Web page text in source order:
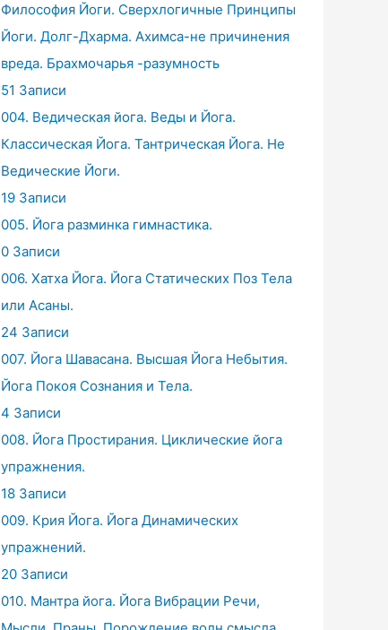
Философия Йоги. Сверхлогичные Принципы
Йоги. Долг-Дхарма. Ахимса-не причинения
вреда. Брахмочарья -разумность
51 Записи
004. Ведическая йога. Веды и Йога.
Классическая Йога. Тантрическая Йога. Не
Ведические Йоги.
19 Записи
005. Йога разминка гимнастика.
0 Записи
006. Хатха Йога. Йога Статических Поз Тела
или Асаны.
24 Записи
007. Йога Шавасана. Высшая Йога Небытия.
Йога Покоя Сознания и Тела.
4 Записи
008. Йога Простирания. Циклические йога
упражнения.
18 Записи
009. Крия Йога. Йога Динамических
упражнений.
20 Записи
010. Мантра йога. Йога Вибрации Речи,